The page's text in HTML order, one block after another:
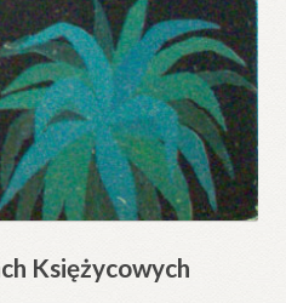
Księżycowych